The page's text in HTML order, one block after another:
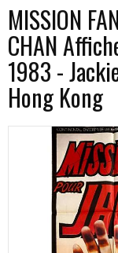
MISSION
CHAN
1983 -
Hong Kong